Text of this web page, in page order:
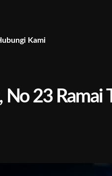
Kami
23 Ramai